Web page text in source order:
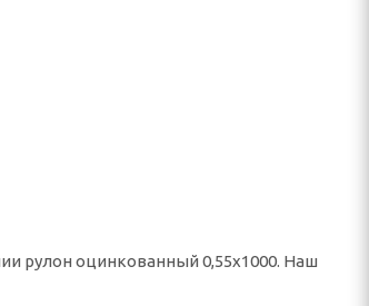
рулон оцинкованный 0,55х1000. Наш